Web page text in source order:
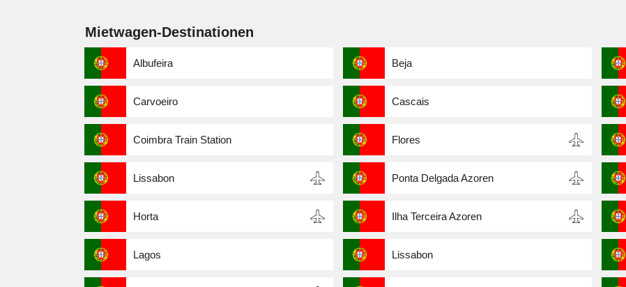
Mietwagen-Destinationen
Albufeira Beja
Carvoeiro Cascais
Coimbra Train Station Flores
Lissabon Ponta Delgada Azoren
Horta Ilha Terceira Azoren
Lagos Lissabon